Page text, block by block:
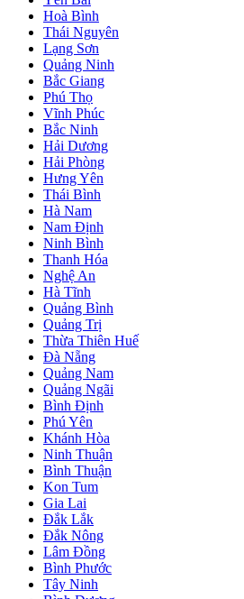
Hoà Bình
Thái Nguyên
Lạng Sơn
Quảng Ninh
Bắc Giang
Phú Thọ
Vĩnh Phúc
Bắc Ninh
Hải Dương
Hải Phòng
Hưng Yên
Thái Bình
Hà Nam
Nam Định
Ninh Bình
Thanh Hóa
Nghệ An
Hà Tĩnh
Quảng Bình
Quảng Trị
Thừa Thiên Huế
Đà Nẵng
Quảng Nam
Quảng Ngãi
Bình Định
Phú Yên
Khánh Hòa
Ninh Thuận
Bình Thuận
Kon Tum
Gia Lai
Đắk Lắk
Đắk Nông
Lâm Đồng
Bình Phước
Tây Ninh